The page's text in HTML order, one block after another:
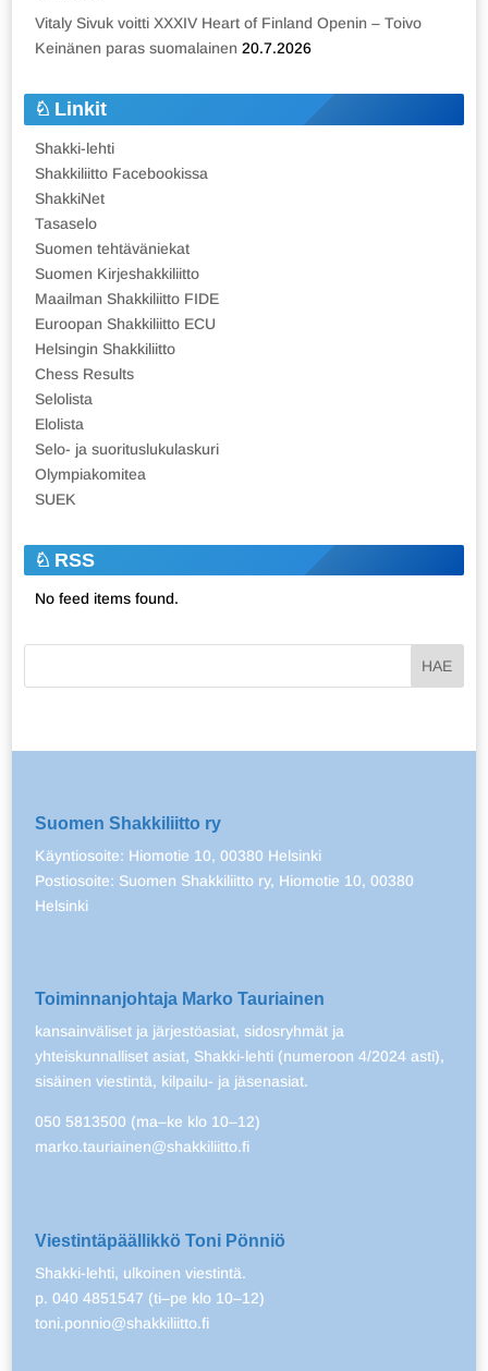
Vitaly Sivuk voitti XXXIV Heart of Finland Openin – Toivo
Keinänen paras suomalainen 20.7.2026
Linkit
Shakki-lehti
Shakkiliitto Facebookissa
ShakkiNet
Tasaselo
Suomen tehtäväniekat
Suomen Kirjeshakkiliitto
Maailman Shakkiliitto FIDE
Euroopan Shakkiliitto ECU
Helsingin Shakkiliitto
Chess Results
Selolista
Elolista
Selo- ja suorituslukulaskuri
Olympiakomitea
SUEK
RSS
No feed items found.
Suomen Shakkiliitto ry
Käyntiosoite: Hiomotie 10, 00380 Helsinki
Postiosoite: Suomen Shakkiliitto ry, Hiomotie 10, 00380
Helsinki
Toiminnanjohtaja Marko Tauriainen
kansainväliset ja järjestöasiat, sidosryhmät ja
yhteiskunnalliset asiat, Shakki-lehti (numeroon 4/2024 asti),
sisäinen viestintä, kilpailu- ja jäsenasiat.
050 5813500 (ma–ke klo 10–12)
marko.tauriainen@shakkiliitto.fi
Viestintäpäällikkö Toni Pönniö
Shakki-lehti, ulkoinen viestintä.
p. 040 4851547 (ti–pe klo 10–12)
toni.ponnio@shakkiliitto.fi